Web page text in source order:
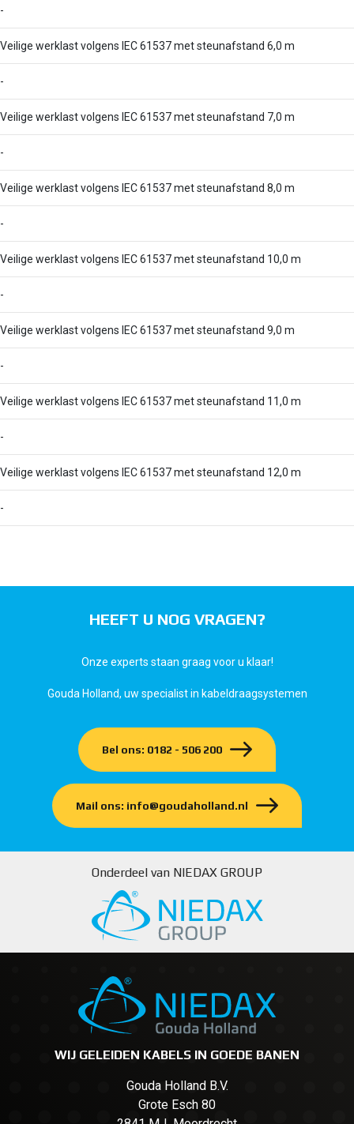
-
Veilige werklast volgens IEC 61537 met steunafstand 6,0 m
-
Veilige werklast volgens IEC 61537 met steunafstand 7,0 m
-
Veilige werklast volgens IEC 61537 met steunafstand 8,0 m
-
Veilige werklast volgens IEC 61537 met steunafstand 10,0 m
-
Veilige werklast volgens IEC 61537 met steunafstand 9,0 m
-
Veilige werklast volgens IEC 61537 met steunafstand 11,0 m
-
Veilige werklast volgens IEC 61537 met steunafstand 12,0 m
-
HEEFT U NOG VRAGEN?
Onze experts staan graag voor u klaar!
Gouda Holland, uw specialist in kabeldraagsystemen
Bel ons: 0182 - 506 200
Mail ons: info@goudaholland.nl
Onderdeel van NIEDAX GROUP
WIJ GELEIDEN KABELS IN GOEDE BANEN
Gouda Holland B.V.
Grote Esch 80